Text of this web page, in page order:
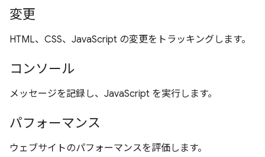
変更
HTML、CSS、JavaScript の変更をトラッキングします。
コンソール
メッセージを記録し、JavaScript を実行します。
パフォーマンス
ウェブサイトのパフォーマンスを評価します。